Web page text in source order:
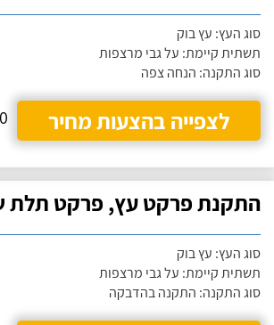
סוג העץ: עץ בוק
תשתית קיימת: על גבי מרצפות
סוג התקנה: הנחה צפה
לצפייה בהצעות מחיר
0 הצעות מחיר
התקנת פרקט עץ, פרקט תלת
סוג העץ: עץ בוק
תשתית קיימת: על גבי מרצפות
סוג התקנה: התקנה בהדבקה